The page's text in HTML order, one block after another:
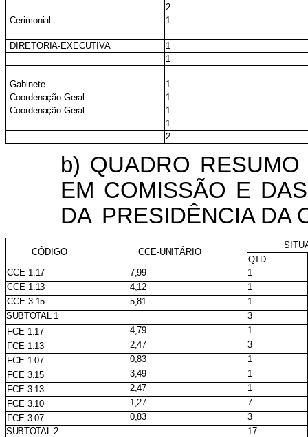
2
Cerimonial
1
DIRETORIA-EXECUTIVA
1
1
Gabinete
1
Coordenação-Geral
1
Coordenação-Geral
1
1
2
b) QUADRO RESUMO
EM COMISSÃO E DAS
DA PRESIDÊNCIA DA
CÓDIGO CCE-UNITÁRIO
QTD.
CCE 1.17 7,99
1
CCE 1.13 4,12
1
CCE3.15 5,81
1
SUBTOTAL 1
3
FCE 1.17 4,79
1
FCE 1.13 2,47
3
FCE 1.07 0,83
1
FCE 3.15 3,49
1
FCE 3.13 2,47
1
FCE 3.10 1,27
7
FCE 3.07 0,83
3
SUBTOTAL 2
17